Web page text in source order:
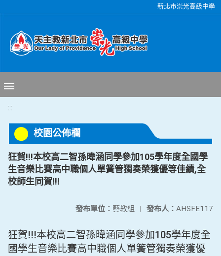
新北市崇光高級中學
:::
校園公佈欄
狂賀!!!本校高二智孫暐涵同學參加105學年度全國學
生音樂比賽高中職個人單簧管獨奏榮獲優等佳績,全
校師生同賀!!!
發布人： AHSFE117
發布單位： 藝教組 |
狂賀!!!本校高二智孫暐涵同學參加105學年度全
國學生音樂比賽高中職個人單簧管獨奏榮獲優